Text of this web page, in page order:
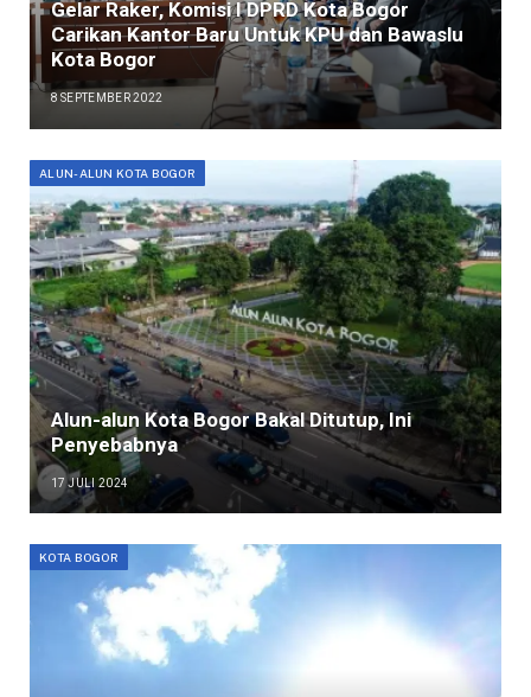
Gelar Raker, Komisi I DPRD Kota Bogor
Carikan Kantor Baru Untuk KPU dan Bawaslu
Kota Bogor
8 SEPTEMBER 2022
ALUN-ALUN KOTA BOGOR
Alun-alun Kota Bogor Bakal Ditutup, Ini
Penyebabnya
17 JULI 2024
KOTA BOGOR